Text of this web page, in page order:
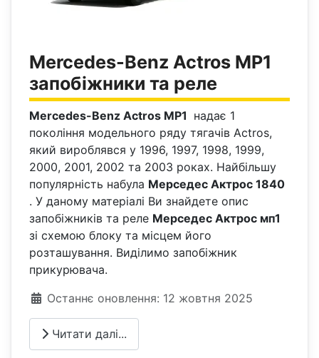
Mercedes-Benz Actros MP1
запобіжники та реле
Mercedes-Benz Actros MP1 надає 1
покоління модельного ряду тягачів Actros,
який вироблявся у 1996, 1997, 1998, 1999,
2000, 2001, 2002 та 2003 роках. Найбільшу
популярність набула Мерседес Актрос 1840
. У даному матеріалі Ви знайдете опис
запобіжників та реле Мерседес Актрос мп1
зі схемою блоку та місцем його
розташування. Виділимо запобіжник
прикурювача.
Деталі
Останнє оновлення: 12 жовтня 2025
Читати далі...